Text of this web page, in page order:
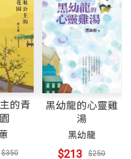
時期，曾就讀海軍官
度大學物理博士，主修
大學，後移居美國，任
新知投刊於海外華文報
的青
$350
黑幼龍的心靈雞
湯
黑幼龍
$213 $250